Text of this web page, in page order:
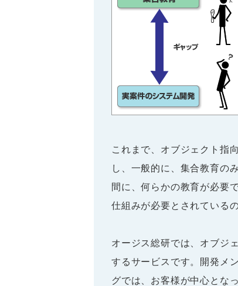
これまで、オブジェクト指
し、一般的に、集合教育の
間に、何らかの教育が必要
仕組みが必要とされているの
オージス総研では、オブジ
するサービスです。開発メ
グでは、お客様が中心とな